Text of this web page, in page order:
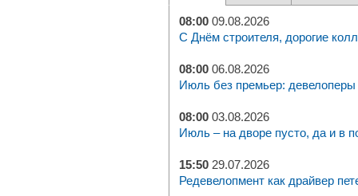
08:00 09.08.2026
С Днём строителя, дорогие
08:00 06.08.2026
Июль без премьер: девелоперы
08:00 03.08.2026
Июль – на дворе пусто, да и в
15:50 29.07.2026
Редевелопмент как драйвер